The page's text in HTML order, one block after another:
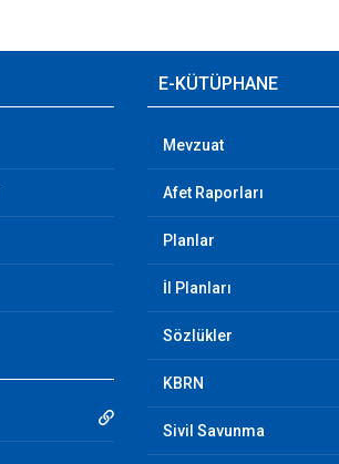
E-KÜTÜPHANE
Mevzuat
Afet Raporları
Planlar
İl Planları
Sözlükler
KBRN
Sivil Savunma